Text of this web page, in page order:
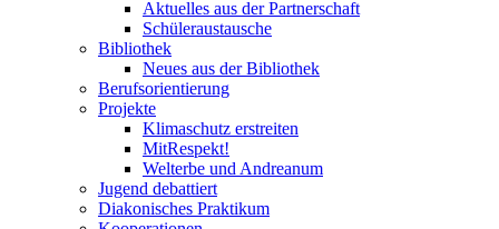
Aktuelles aus der Partnerschaft
Schüleraustausche
Bibliothek
Neues aus der Bibliothek
Berufsorientierung
Projekte
Klimaschutz erstreiten
MitRespekt!
Welterbe und Andreanum
Jugend debattiert
Diakonisches Praktikum